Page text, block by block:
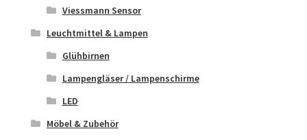
Viessmann Sensor
Leuchtmittel & Lampen
Glühbirnen
Lampengläser / Lampenschirme
LED
Möbel & Zubehör